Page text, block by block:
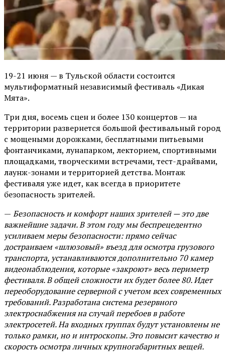
19-21 июня — в Тульской области состоится
мультиформатный независимый фестиваль «Дикая
Мята».
Три дня, восемь сцен и более 130 концертов — на
территории развернется большой фестивальный город
с мощеными дорожками, бесплатными питьевыми
фонтанчиками, лунапарком, лекторием, спортивными
площадками, творческими встречами, тест-драйвами,
лаунж-зонами и территорией детства. Монтаж
фестиваля уже идет, как всегда в приоритете
безопасность зрителей.
— Безопасность и комфорт наших зрителей — это две
важнейшие задачи. В этом году мы беспрецедентно
усиливаем меры безопасности: прямо сейчас
достраиваем «шлюзовый» въезд для осмотра грузового
транспорта, устанавливаются дополнительно 70 камер
видеонаблюдения, которые «закроют» весь периметр
фестиваля. В общей сложности их будет более 80. Идет
переоборудование серверной с учетом всех современных
требований. Разработана система резервного
электроснабжения на случай перебоев в работе
электросетей. На входных группах будут установлены не
только рамки, но и интроскопы. Это повысит качество и
скорость осмотра личных крупногабаритных вещей.